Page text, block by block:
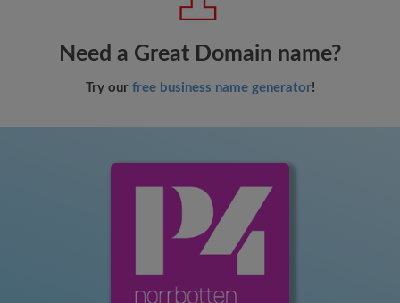
Need a Great Domain name?
Try our free business name generator!